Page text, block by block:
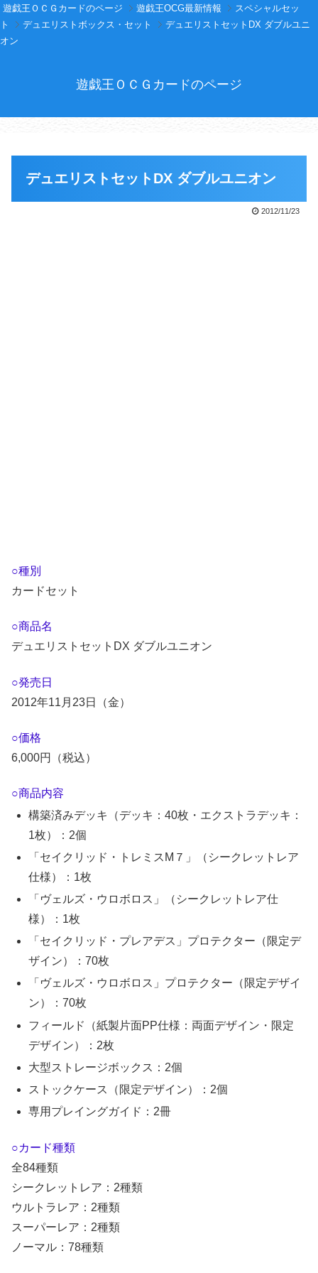
遊戯王ＯＣＧカードのページ 遊戯王OCG最新情報
スペシャルセッ
ト
デュエリストボックス・セット
デュエリストセットDX ダブルユニ
オン
遊戯王ＯＣＧカードのページ
デュエリストセットDX ダブルユニオン
2012/11/23
○種別
カードセット
○商品名
デュエリストセットDX ダブルユニオン
○発売日
2012年11月23日（金）
○価格
6,000円（税込）
○商品内容
構築済みデッキ（デッキ：40枚・エクストラデッキ：
1枚）：2個
「セイクリッド・トレミスM７」（シークレットレア
仕様）：1枚
「ヴェルズ・ウロボロス」（シークレットレア仕
様）：1枚
「セイクリッド・プレアデス」プロテクター（限定デ
ザイン）：70枚
「ヴェルズ・ウロボロス」プロテクター（限定デザイ
ン）：70枚
フィールド（紙製片面PP仕様：両面デザイン・限定
デザイン）：2枚
大型ストレージボックス：2個
ストックケース（限定デザイン）：2個
専用プレイングガイド：2冊
○カード種類
全84種類
シークレットレア：2種類
ウルトラレア：2種類
スーパーレア：2種類
ノーマル：78種類